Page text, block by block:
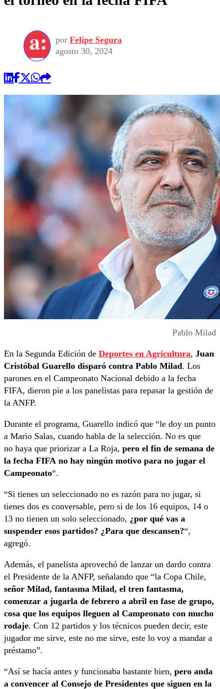
por Felipe Segura
agosto 30, 2024
Pablo Milad
En la Segunda Edición de Deportes en Agricultura, Juan
Cristóbal Guarello disparó contra Pablo Milad. Los
parones en el Campeonato Nacional debido a la fecha
FIFA, dieron pie a los panelistas para repasar la gestión de
la ANFP.
Durante el programa, Guarello indicó que “le doy un punto
a Mario Salas, cuando habla de la selección. No es que
no haya que priorizar a La Roja, pero el fin de semana de
la fecha FIFA no hay ningún motivo para no jugar el
Campeonato“.
“Si tienes un seleccionado no es razón para no jugar, si
tienes dos es conversable, pero si de los 16 equipos, 14 o
13 no tienen un solo seleccionado, ¿por qué vas a
suspender esos partidos? ¿Para que descansen?“,
agregó.
Además, el panelista aprovechó de lanzar un dardo contra
el Presidente de la ANFP, señalando que “la Copa Chile,
señor Milad, fantasma Milad, el tren fantasma,
comenzar a jugarla de febrero a abril en fase de grupo,
cosa que los equipos lleguen al Campeonato con mucho
rodaje. Con 12 partidos y los técnicos pueden decir, este
jugador me sirve, este no me sirve, este lo voy a mandar a
préstamo”.
“Así se hacía antes y funcionaba bastante bien, pero anda
a convencer al Consejo de Presidentes que siguen en la